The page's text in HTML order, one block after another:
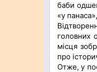
баби
«у
головних
місця
про
Отже, у